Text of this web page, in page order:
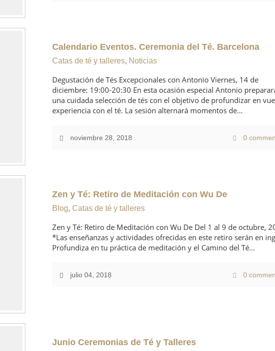
Calendario Eventos. Ceremonia del Té. Barcelona
Catas de té y talleres, Noticias
Degustación de Tés Excepcionales con Antonio Viernes, 14 de
diciembre: 19:00-20:30 En esta ocasión especial Antonio
una cuidada selección de tés con el objetivo de profundizar en
experiencia con el té. La sesión alternará momentos de…
noviembre 28, 2018 0
Zen y Té: Retiro de Meditación con Wu De
Blog, Catas de té y talleres
Zen y Té: Retiro de Meditación con Wu De Del 1 al 9 de octubre,
*Las enseñanzas y actividades ofrecidas en este retiro serán en
Profundiza en tu práctica de meditación y el Camino del Té…
julio 04, 2018 0
Junio Ceremonias de Té y Talleres